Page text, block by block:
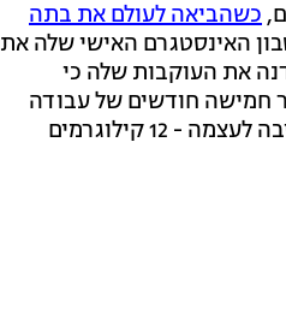
כשהביאה לעולם את בתה
בחשבון האינסטגרם האישי שלה את
את העוקבות שלה כי
חמישה חודשים של עבודה
קשה זרמון שיתפה בסטורי גזרה חדשה וסיפרה כי הצליחה להגיע ליעד שהציבה לעצמה - 12 קילוגרמים